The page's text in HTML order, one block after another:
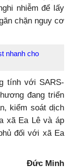
nhiễm để lấy
chặn nguy cơ
nhanh cho
tính với SARS-
đang triển
kiểm soát dịch
xã Ea Lê và áp
đối với xã Ea
Đức Minh